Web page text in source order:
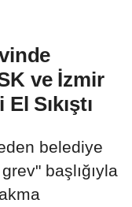
ve İzmir
Sıkıştı
belediye
başlığıyla